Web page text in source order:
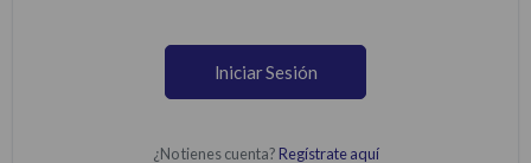
Iniciar Sesión
¿No tienes cuenta? Regístrate aquí